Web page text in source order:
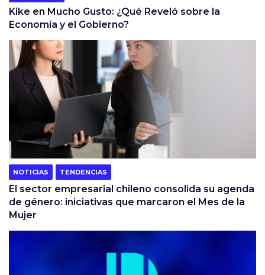
Kike en Mucho Gusto: ¿Qué Reveló sobre la
Economía y el Gobierno?
NOTICIAS TENDENCIAS
El sector empresarial chileno consolida su agenda
de género: iniciativas que marcaron el Mes de la
Mujer